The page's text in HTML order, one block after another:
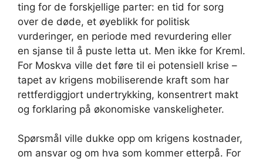
ting for de forskjellige parter: en tid for sorg
over de døde, et øyeblikk for politisk
vurderinger, en periode med revurdering eller
en sjanse til å puste letta ut. Men ikke for Kreml.
For Moskva ville det føre til ei potensiell krise –
tapet av krigens mobiliserende kraft som har
rettferdiggjort undertrykking, konsentrert makt
og forklaring på økonomiske vanskeligheter.
Spørsmål ville dukke opp om krigens kostnader,
om ansvar og om hva som kommer etterpå. For